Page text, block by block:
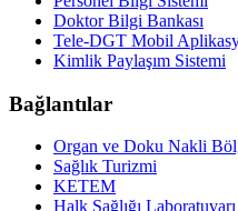
Doktor Bilgi Bankası
Tele-DGT Mobil
Kimlik Paylaşım Sistemi
Bağlantılar
Organ ve Doku Nakli
Sağlık Turizmi
KETEM
Halk Sağlığı Laboratuvarı